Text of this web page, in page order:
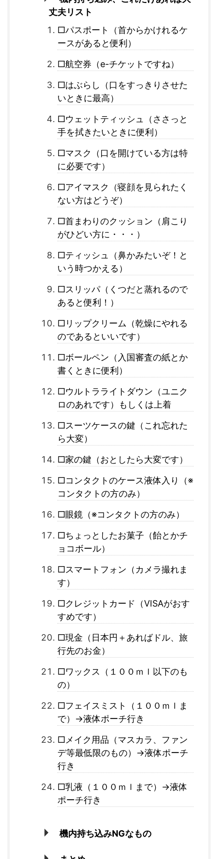
丈夫リスト
□パスポート（首からかけれるケ
ースがあると便利）
□航空券（e-チケットですね）
□はぶらし（口をすっきりさせた
いときに最高）
□ウェットティッシュ（ささっと
手を拭きたいときに便利）
□マスク（口を開けている方は特
に必要です）
□アイマスク（寝顔を見られたく
ない方はどうぞ）
□首まわりのクッション（肩こり
がひどい方に・・・）
□ティッシュ（鼻かみたいぞ！と
いう時つかえる）
□スリッパ（くつだと蒸れるので
あると便利！）
□リップクリーム（乾燥にやれる
のであるといいです）
□ボールペン（入国審査の紙とか
書くときに便利）
□ウルトラライトダウン（ユニク
ロのあれです）もしくは上着
□スーツケースの鍵（これ忘れた
ら大変）
□家の鍵（おとしたら大変です）
□コンタクトのケース液体入り（※
コンタクトの方のみ）
□眼鏡（※コンタクトの方のみ）
□ちょっとしたお菓子（飴とかチ
ョコボール）
□スマートフォン（カメラ撮れま
す）
□クレジットカード（VISAがおす
すめです）
□現金（日本円＋あればドル、旅
行先のお金）
□ワックス（１００ｍｌ以下のも
の）
□フェイスミスト（１００ｍｌま
で）→液体ポーチ行き
□メイク用品（マスカラ、ファン
デ等最低限のもの）→液体ポーチ
行き
□乳液（１００ｍｌまで）→液体
ポーチ行き
機内持ち込みNGなもの